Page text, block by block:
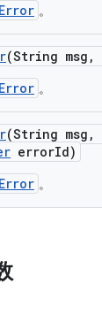
。
(String msg ,
。
(String msg ,
errorId)
。